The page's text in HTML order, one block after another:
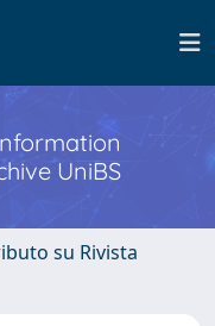
UniBS
su Rivista